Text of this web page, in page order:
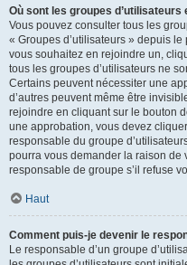
Où sont les groupes
Vous pouvez consulter tous les
« Groupes d’utilisateurs » depuis
vous souhaitez en rejoindre un,
tous les groupes d’utilisateurs ne
Certains peuvent nécessiter une
d’autres peuvent même être
rejoindre en cliquant sur le bouton
une approbation, vous devez
responsable du groupe
pourra vous demander la raison de
responsable de groupe s’il refuse
Haut
Comment puis-je devenir le
Le responsable d’un groupe